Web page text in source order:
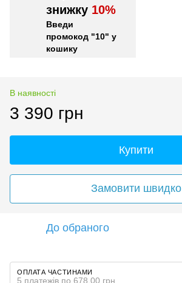
знижку 10%
Введи
промокод "10" у
кошику
В наявності
3 390 грн
Купити
Замовити швидко
До обраного
ОПЛАТА ЧАСТИНАМИ
5 платежів по 678.00 грн